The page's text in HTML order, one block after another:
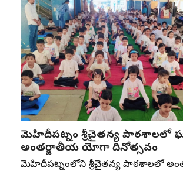
మెహిదీపట్నం శ్రీచైతన్య పాఠశాలలో
అంతర్జాతీయ యోగా దినోత్సవం
మెహిదీపట్నంలోని శ్రీచైతన్య పాఠశాలలో